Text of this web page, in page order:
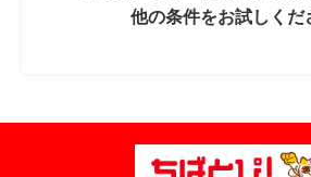
他の条件をお試しくだ